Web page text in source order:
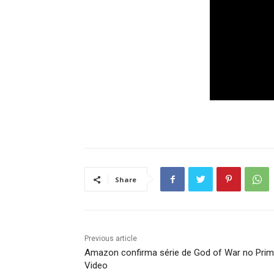
Share
Previous article
Amazon confirma série de God of War no
Video